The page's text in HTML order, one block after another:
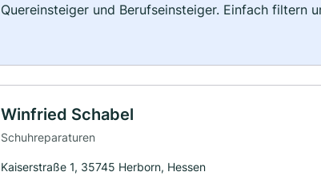
Quereinsteiger und Berufseinsteiger. Einfach filtern
Winfried Schabel
Schuhreparaturen
Kaiserstraße 1, 35745 Herborn, Hessen